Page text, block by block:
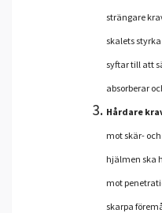
strängare
skalets
syftar till att
absorberar
Hårdare
mot skär-
hjälmen ska
mot
skarpa